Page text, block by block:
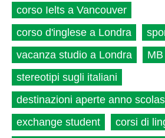
corso Ielts a Vancouver
corso d'inglese a Londra
vacanza studio a Londra
stereotipi sugli italiani
destinazioni aperte anno
exchange student
corsi di